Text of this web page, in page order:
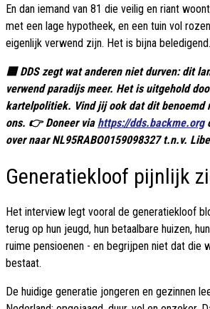
En dan iemand van 81 die veilig en riant
met een lage hypotheek, en een tuin vol
eigenlijk verwend zijn. Het is bijna beledigend.
🟦 DDS zegt wat anderen niet durven: dit
verwend paradijs meer. Het is uitgehold
kartelpolitiek. Vind jij ook dat dit benoemd
ons. 👉 Doneer viahttps://dds.backme.org
over naar NL95RABO0159098327 t.n.v.
Generatiekloof pijnlijk
Het interview legt vooral de generatiekloof
terug op hun jeugd, hun betaalbare huizen,
ruime pensioenen - en begrijpen niet dat die
bestaat.
De huidige generatie jongeren en gezinnen